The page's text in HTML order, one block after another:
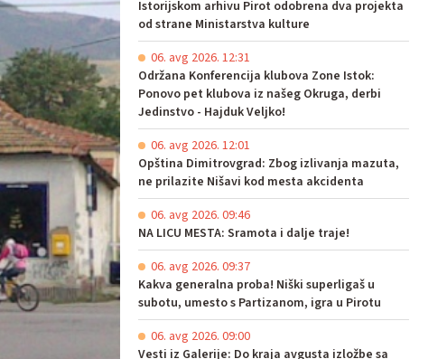
Istorijskom arhivu Pirot odobrena dva projekta
od strane Ministarstva kulture
06. avg 2026. 12:31
Održana Konferencija klubova Zone Istok:
Ponovo pet klubova iz našeg Okruga, derbi
Jedinstvo - Hajduk Veljko!
06. avg 2026. 12:01
Opština Dimitrovgrad: Zbog izlivanja mazuta,
ne prilazite Nišavi kod mesta akcidenta
06. avg 2026. 09:46
NA LICU MESTA: Sramota i dalje traje!
06. avg 2026. 09:37
Kakva generalna proba! Niški superligaš u
subotu, umesto s Partizanom, igra u Pirotu
06. avg 2026. 09:00
Vesti iz Galerije: Do kraja avgusta izložbe sa